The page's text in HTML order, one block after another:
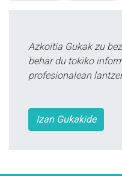
Azkoitia Gukak zu
behar du tokiko
profesionalean
Izan Gukakide